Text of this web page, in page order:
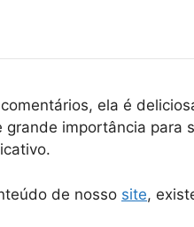
ela é
importância para
de nosso site,